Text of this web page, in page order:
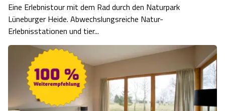
Eine Erlebnistour mit dem Rad durch den Naturpark
Lüneburger Heide. Abwechslungsreiche Natur-
Erlebnisstationen und tier...